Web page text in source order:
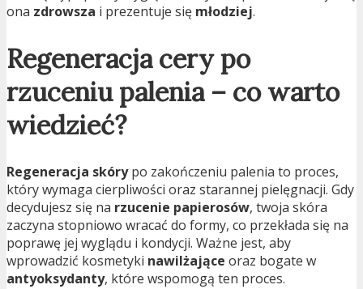
ona zdrowsza i prezentuje się młodziej.
Regeneracja cery po
rzuceniu palenia – co warto
wiedzieć?
Regeneracja skórypo zakończeniu palenia to proces,
który wymaga cierpliwości oraz starannej pielęgnacji. Gdy
decydujesz się na rzucenie papierosów, twoja skóra
zaczyna stopniowo wracać do formy, co przekłada się na
poprawę jej wyglądu i kondycji. Ważne jest, aby
wprowadzić kosmetyki nawilżające oraz bogate w
antyoksydanty, które wspomogą ten proces.